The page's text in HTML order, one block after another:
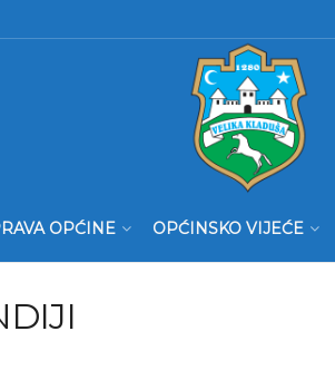
OPĆINE OPĆINSKO VIJEĆE